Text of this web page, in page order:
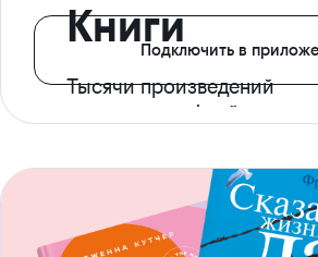
Книги
Тысячи произведений
с доступом офлайн
Подключить в